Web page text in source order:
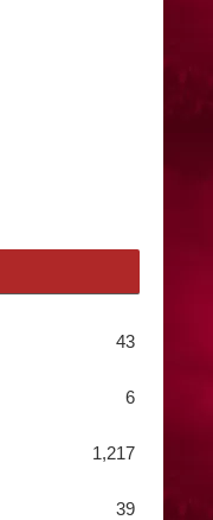
43
6
1,217
39